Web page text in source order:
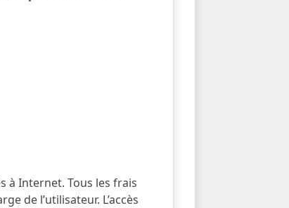
à Internet. Tous les frais
de l’utilisateur. L’accès